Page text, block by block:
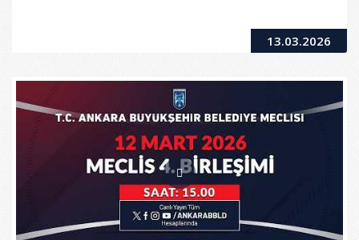
13.03.2026